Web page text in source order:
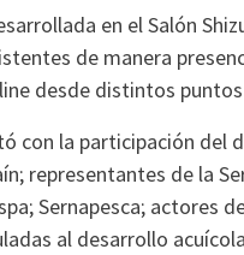
en el Salón
de manera
desde distintos
con la participación del
representantes de la
Sernapesca;
al desarrollo